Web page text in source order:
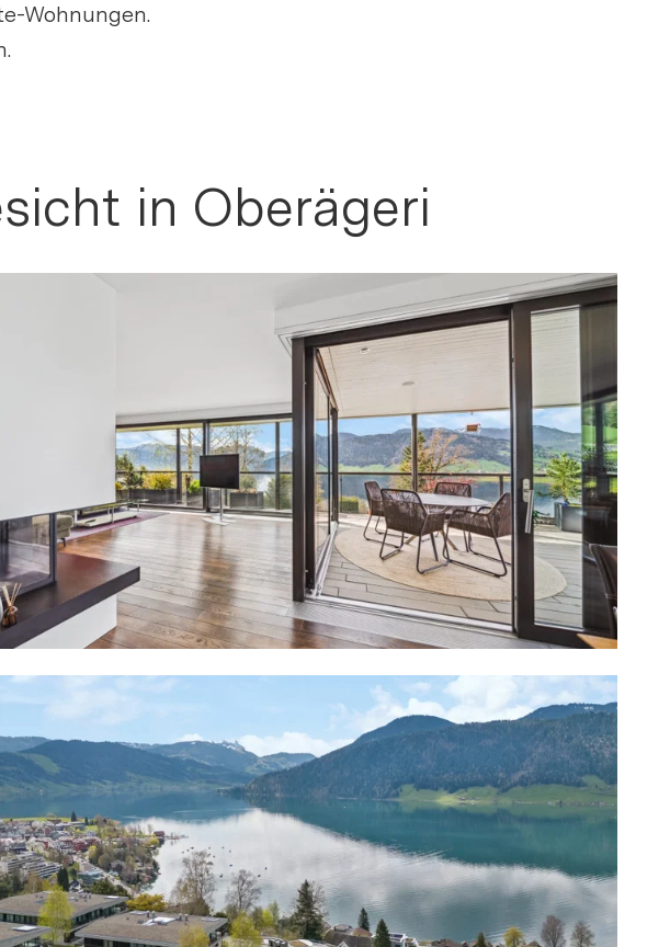
Wohnungen.
in Oberägeri